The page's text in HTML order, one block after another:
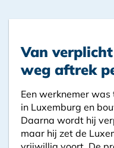
Van
weg aftrek
Een werknemer
in Luxemburg en
Daarna wordt hij
maar hij zet de